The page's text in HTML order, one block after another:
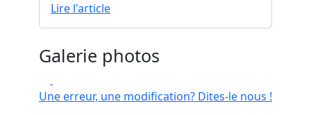
Lire l'article
Galerie photos
Une erreur, une modification? Dites-le nous !